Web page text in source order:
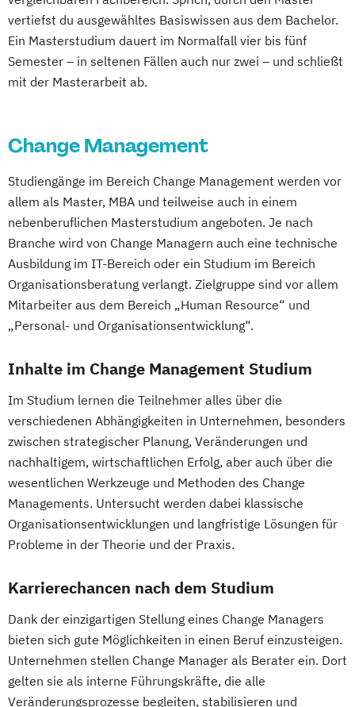
Mediendesign Medieninformatik
Medienmanagement
Medizinische Informatik
Medizintechnik
Modemanagement
Online Marketing (DE/EN)
Personalmanagement
Personalmanagement (DE/EN) Pflege
Pflegemanagement Pflegepädagogik
Physiotherapie
Product Management (DE/EN)
Produktdesign
Projektmanagement (DE/EN)
Public Management
Verwaltungsfachangestellte
Public Relations und Kommunikation
Pädagogik
Pädagogik
Bildungsberatung und Leitung
Robotics (DE/EN) Social Media
Software Engineering (EN)
Softwareentwicklung (DE/EN)
Soziale Arbeit Schwerpunkt Kinder und
Sozialmanagement
Sozialpädagogik und Inklusion
Sportmanagement
Supply Chain Management
Management
Health Tech and Clinical Engineering
Hebammen
High Tech Manufacturing
IT-Security
Kinder- und Familienzentrierte Soziale
Logopädie* Molecular Biotechnology
Molekulare Biotechnologie
Nachhaltige Verpackungstechnologie
Nachhaltiges Ressourcenmanagement
Orthoptik
Packaging Technology and Sustainability
Radiologietechnologie
Sonography Soziale Arbeit
Sozialraumorientierte und Klinische Soziale
Arbeit
Sozialwirtschaft
Sustainability Assessment and Resource
Management
Technology
Tax Consulting
Tax Management
Technical Management*
Technische Informatik
International Relations
Legal Practice (Conflict Resolution) -
Master of Laws
Legal Studies Management
Media Communications
Organizational Development
Procurement and Acquisitions
Management
Psychology
Psychology with emphasis in Counseling
Psychology
Public Administration Public Relations
Space System Operations Management
Special Education
Teaching English as a Second Language
vertiefst du ausgewähltes Basiswissen aus dem Bachelor.
Ein Masterstudium dauert im Normalfall vier bis fünf
Semester – in seltenen Fällen auch nur zwei – und schließt
mit der Masterarbeit ab.
Change Management
Studiengänge im Bereich Change Management werden vor
allem als Master, MBA und teilweise auch in einem
nebenberuflichen Masterstudium angeboten. Je nach
Branche wird von Change Managern auch eine technische
Ausbildung im IT-Bereich oder ein Studium im Bereich
Organisationsberatung verlangt. Zielgruppe sind vor allem
Mitarbeiter aus dem Bereich „Human Resource“ und
„Personal- und Organisationsentwicklung“.
Inhalte im Change Management Studium
Im Studium lernen die Teilnehmer alles über die
verschiedenen Abhängigkeiten in Unternehmen, besonders
zwischen strategischer Planung, Veränderungen und
nachhaltigem, wirtschaftlichen Erfolg, aber auch über die
wesentlichen Werkzeuge und Methoden des Change
Managements. Untersucht werden dabei klassische
Organisationsentwicklungen und langfristige Lösungen für
Probleme in der Theorie und der Praxis.
Karrierechancen nach dem Studium
Dank der einzigartigen Stellung eines Change Managers
bieten sich gute Möglichkeiten in einen Beruf einzusteigen.
Unternehmen stellen Change Manager als Berater ein. Dort
gelten sie als interne Führungskräfte, die alle
Veränderungsprozesse begleiten, stabilisieren und